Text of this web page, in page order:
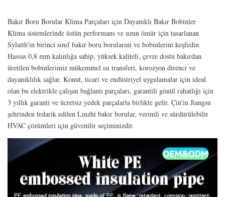
Bakır Boru Borular Klima Parçaları için Dayanıklı Bakır Bobinler
Klima sistemlerinde üstün performans ve uzun ömür için tasarlanan
Sylaith'in birinci sınıf bakır boru borularını ve bobinlerini keşfedin.
Hassas 0,8 mm kalınlığa sahip, yüksek kaliteli, çevre dostu bakırdan
üretilen bobinlerimiz mükemmel ısı transferi, korozyon direnci ve
dayanıklılık sağlar. Konut, ticari ve endüstriyel uygulamalar için ideal
olan bu elektrikle çalışan bağlantı parçaları, garantili gönül rahatlığı için
3 yıllık garanti ve ücretsiz yedek parçalarla birlikte gelir. Çin'in Jiangsu
şehrinden tedarik edilen Linzhi bakır borular, verimli ve sürdürülebilir
HVAC çözümleri için güvenilir seçiminizdir.